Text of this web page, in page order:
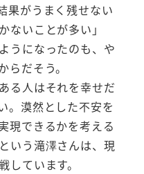
果がうまく残せない
ないことが多い」
うになったのも、や
らだそう。
る人はそれを幸せだ
。漠然とした不安を
現できるかを考える
いう滝澤さんは、現
しています。